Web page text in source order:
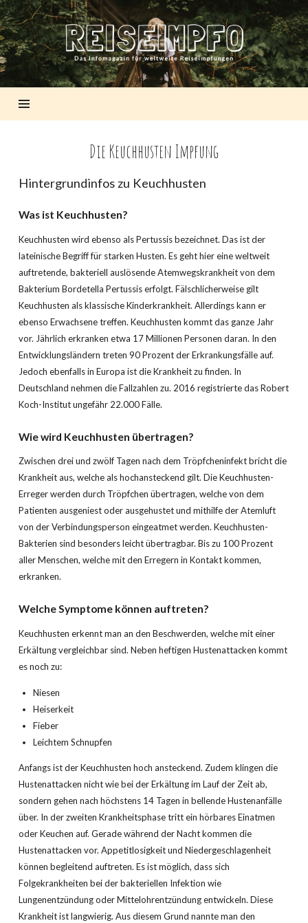
REISEIMPFO
Die Keuchhusten Impfung
Hintergrundinfos zu Keuchhusten
Was ist Keuchhusten?
Keuchhusten wird ebenso als Pertussis bezeichnet. Das ist der
lateinische Begriff für starken Husten. Es geht hier eine weltweit
auftretende, bakteriell auslösende Atemwegskrankheit von dem
Bakterium Bordetella Pertussis erfolgt. Fälschlicherweise gilt
Keuchhusten als klassische Kinderkrankheit. Allerdings kann er
ebenso Erwachsene treffen. Keuchhusten kommt das ganze Jahr
vor. Jährlich erkranken etwa 17 Millionen Personen daran. In den
Entwicklungsländern treten 90 Prozent der Erkrankungsfälle auf.
Jedoch ebenfalls in Europa ist die Krankheit zu finden. In
Deutschland nehmen die Fallzahlen zu. 2016 registrierte das Robert
Koch-Institut ungefähr 22.000 Fälle.
Wie wird Keuchhusten übertragen?
Zwischen drei und zwölf Tagen nach dem Tröpfcheninfekt bricht die
Krankheit aus, welche als hochansteckend gilt. Die Keuchhusten-
Erreger werden durch Tröpfchen übertragen, welche von dem
Patienten ausgeniest oder ausgehustet und mithilfe der Atemluft
von der Verbindungsperson eingeatmet werden. Keuchhusten-
Bakterien sind besonders leicht übertragbar. Bis zu 100 Prozent
aller Menschen, welche mit den Erregern in Kontakt kommen,
erkranken.
Welche Symptome können auftreten?
Keuchhusten erkennt man an den Beschwerden, welche mit einer
Erkältung vergleichbar sind. Neben heftigen Hustenattacken kommt
es noch zu:
Niesen
Heiserkeit
Fieber
Leichtem Schnupfen
Anfangs ist der Keuchhusten hoch ansteckend. Zudem klingen die
Hustenattacken nicht wie bei der Erkältung im Lauf der Zeit ab,
sondern gehen nach höchstens 14 Tagen in bellende Hustenanfälle
über. In der zweiten Krankheitsphase tritt ein hörbares Einatmen
oder Keuchen auf. Gerade während der Nacht kommen die
Hustenattacken vor. Appetitlosigkeit und Niedergeschlagenheit
können begleitend auftreten. Es ist möglich, dass sich
Folgekrankheiten bei der bakteriellen Infektion wie
Lungenentzündung oder Mittelohrentzündung entwickeln. Diese
Krankheit ist langwierig. Aus diesem Grund nannte man den